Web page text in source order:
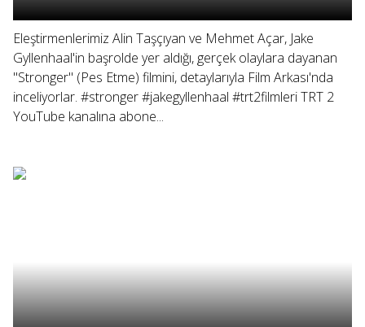
Eleştirmenlerimiz Alin Taşçıyan ve Mehmet Açar, Jake
Gyllenhaal'in başrolde yer aldığı, gerçek olaylara dayanan
"Stronger" (Pes Etme) filmini, detaylarıyla Film Arkası'nda
inceliyorlar. #stronger #jakegyllenhaal #trt2filmleri TRT 2
YouTube kanalına abone...